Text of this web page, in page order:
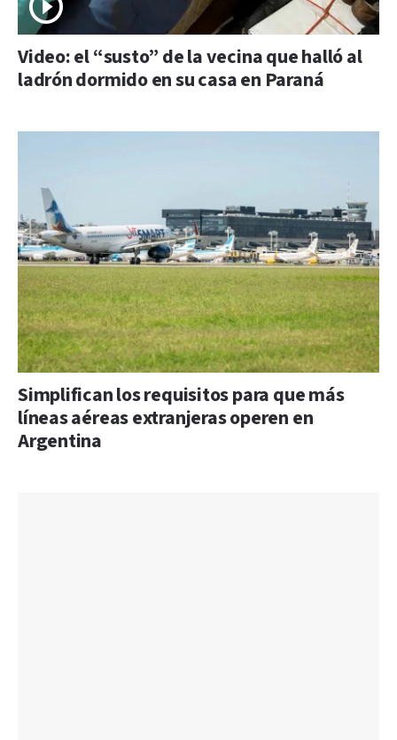
Video: el “susto” de la vecina que halló al
ladrón dormido en su casa en Paraná
Simplifican los requisitos para que más
líneas aéreas extranjeras operen en
Argentina